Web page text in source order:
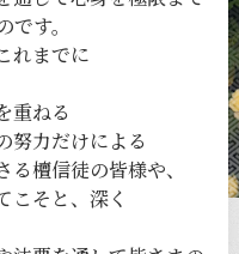
です。
れまでに
重ねる
努力だけによる
る檀信徒の皆様や、
こそと、 深く